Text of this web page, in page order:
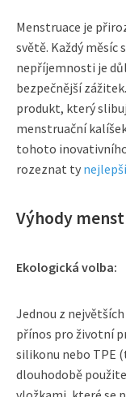
Menstruace je
světě. Každý měsíc
nepříjemnosti je
bezpečnější
produkt, který
menstruační
tohoto
rozeznat ty
Výhody
Ekologická volba:
Jednou z
přínos pro životní
silikonu nebo TPE
dlouhodobě